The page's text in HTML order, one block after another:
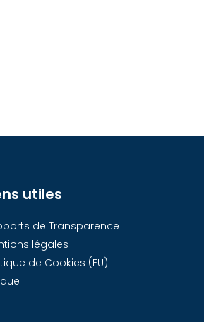
utiles
de Transparence
légales
de Cookies (EU)